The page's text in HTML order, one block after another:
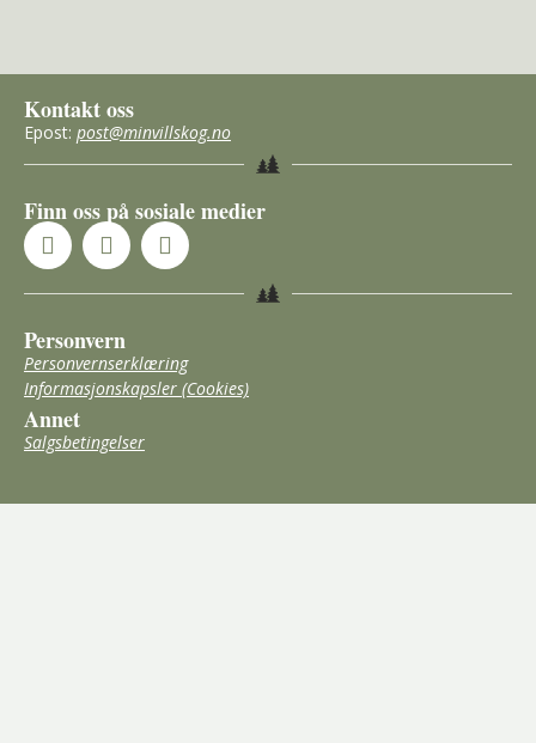
Kontakt oss
Epost: post@minvillskog.no
Finn oss på sosiale medier
Personvern
Personvernserklæring
Informasjonskapsler (Cookies)
Annet
Salgsbetingelser